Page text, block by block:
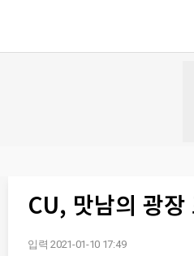
CU, 맛남의 광장
입력 2021-01-10 17:49